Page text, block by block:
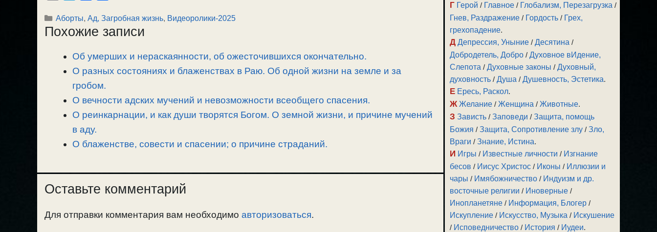
p
y
l
e
r
a
m
c
e
o
o
k
п
р
в
и
Рубрики
Аборты, Ад, Загробная жизнь, Видеоролики-2025
Похожие записи
Об умерших и нераскаянности, об ожесточившихся окончательно.
О разных состояниях и блаженствах в Раю. Об одной жизни на земле и за
гробом.
О вечности адских мучений и невозможности всеобщего спасения.
О реинкарнации, и как души творятся Богом. О земной жизни, и причине мучений
в аду.
О блаженстве, совести и спасении; о причине страданий.
Оставьте комментарий
Для отправки комментария вам необходимо авторизоваться.
Г Герой / Главное / Глобализм, Перезагрузка /
Гнев, Раздражение / Гордость / Грех,
грехопадение.
Д Депрессия, Уныние /Десятина /
Добродетель, Добро /Духовное вИдение,
Слепота /Духовные законы /Духовный,
духовность /Душа /Душевность, Эстетика.
Е Ересь, Раскол.
Ж Желание /Женщина /Животные.
З Зависть /Заповеди /Защита, помощь
Божия /Защита, Сопротивление злу /Зло,
Враги /Знание, Истина.
И Игры / Известные личности / Изгнание
бесов / Иисус Христос / Иконы / Иллюзии и
чары / Имябожничество / Индуизм и др.
восточные религии / Иноверные /
Инопланетяне / Информация, Блогер /
Искупление / Искусство, Музыка / Искушение
/ Исповедничество / История / Иудеи.